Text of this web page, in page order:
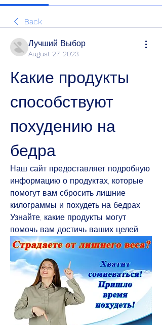
Back
Лучший Выбор
August 27, 2023
Какие продукты
способствуют
похудению на
бедра
Наш сайт предоставляет подробную
информацию о продуктах, которые
помогут вам сбросить лишние
килограммы и похудеть на бедрах.
Узнайте, какие продукты могут
помочь вам достичь ваших целей.